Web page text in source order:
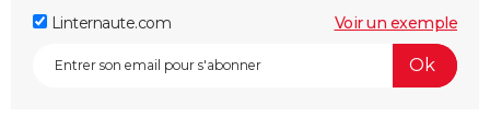
Linternaute.com Voir un exemple